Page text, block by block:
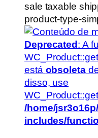
sale taxable
product-type-
Deprecated : A
está obsoleta
disso, use
/home/
includes/